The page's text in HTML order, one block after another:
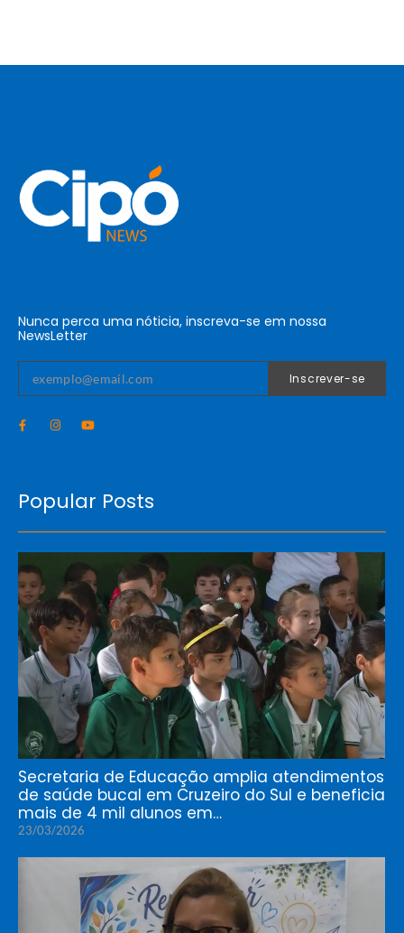
Nunca perca uma nóticia, inscreva-se em nossa
NewsLetter
Inscrever-se
Popular Posts
Secretaria de Educação amplia atendimentos
de saúde bucal em Cruzeiro do Sul e beneficia
mais de 4 mil alunos em…
23/03/2026